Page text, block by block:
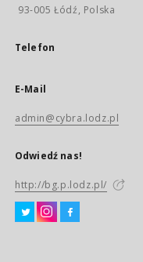
93-005 Łódź, Polska
Telefon
E-Mail
admin@cybra.lodz.pl
Odwiedź nas!
http://bg.p.lodz.pl/